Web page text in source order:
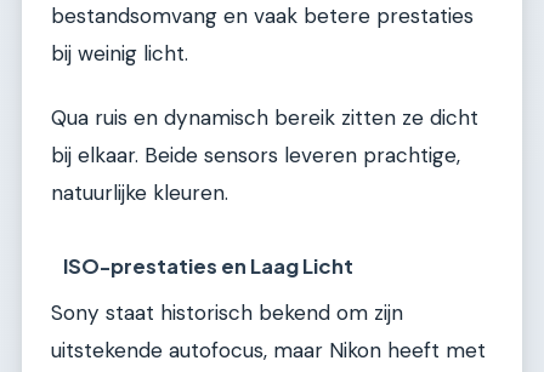
bestandsomvang en vaak betere prestaties
bij weinig licht.
Qua ruis en dynamisch bereik zitten ze dicht
bij elkaar. Beide sensors leveren prachtige,
natuurlijke kleuren.
ISO-prestaties en Laag Licht
Sony staat historisch bekend om zijn
uitstekende autofocus, maar Nikon heeft met